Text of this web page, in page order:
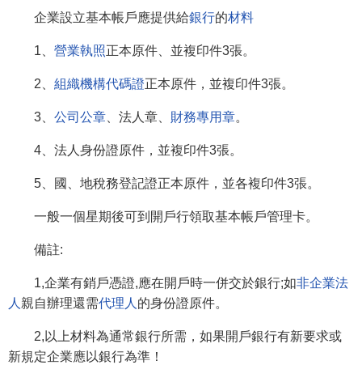
企業設立基本帳戶應提供給銀行的材料
1、 營業執照正本原件、並複印件3張。
2、 組織機構代碼證正本原件，並複印件3張。
3、 公司公章 、法人章、 財務專用章。
4、法人身份證原件，並複印件3張。
5、國、地稅務登記證正本原件，並各複印件3張。
一般一個星期後可到開戶行領取基本帳戶管理卡。
備註:
1,企業有銷戶憑證,應在開戶時一併交於銀行;如非企業法
人 親自辦理還需代理人 的身份證原件。
2,以上材料為通常銀行所需，如果開戶銀行有新要求或
新規定企業應以銀行為準！